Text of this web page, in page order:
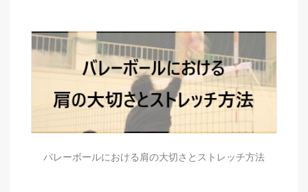
バレーボールにおける肩の大切さとストレッチ方法